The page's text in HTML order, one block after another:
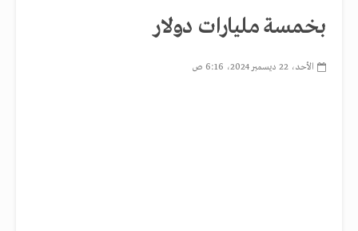
بخمسة مليارات دولار
الأحد، 22 ديسمبر 2024، 6:16 ص